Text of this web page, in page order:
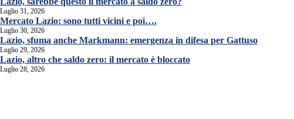
Luglio 31, 2026
Mercato Lazio: sono tutti vicini e poi….
Luglio 30, 2026
Lazio, sfuma anche Markmann: emergenza in difesa per Gattuso
Luglio 29, 2026
Lazio, altro che saldo zero: il mercato è bloccato
Luglio 28, 2026